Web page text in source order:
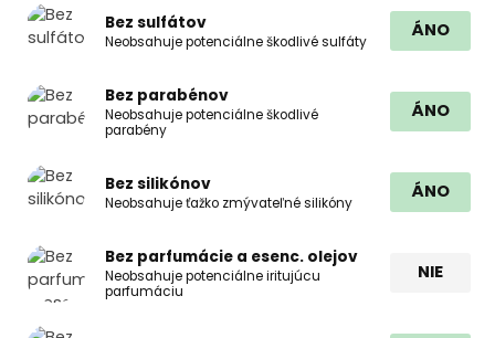
Bez sulfátov
Neobsahuje potenciálne škodlivé sulfáty
ÁNO
Bez parabénov
Neobsahuje potenciálne škodlivé
parabény
ÁNO
Bez silikónov
Neobsahuje ťažko zmývateľné silikóny
ÁNO
Bez parfumácie a esenc. olejov
Neobsahuje potenciálne iritujúcu
parfumáciu
NIE